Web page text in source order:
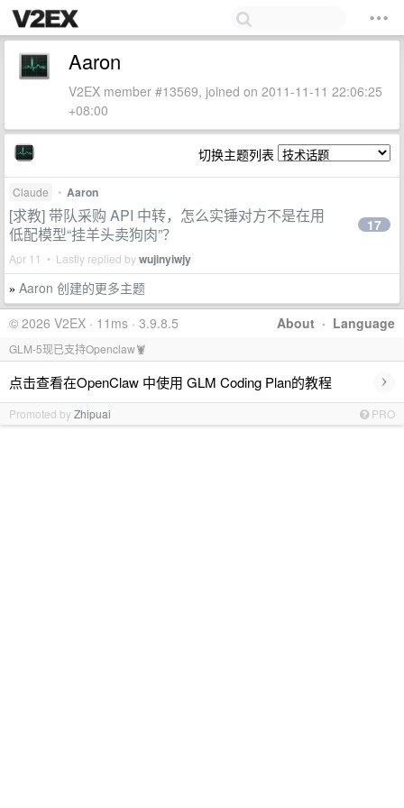
Aaron
V2EX member #13569, joined on 2011-11-11 22:06:25
+08:00
切换主题列表
Claude • Aaron
[求教] 带队采购 API 中转，怎么实锤对方不是在用
低配模型“挂羊头卖狗肉”？
Apr 11 • Lastly replied bywujinyiwjy
17
» Aaron 创建的更多主题
About · Language
© 2026 V2EX · 11ms · 3.9.8.5
GLM-5现已支持Openclaw🦞
点击查看在OpenClaw 中使用 GLM Coding Plan的教程 ›
Promoted byZhipuai PRO